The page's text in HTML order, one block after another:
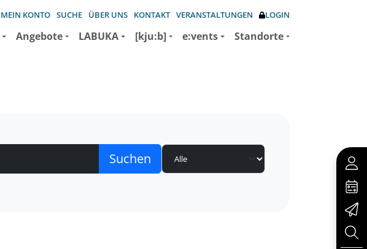
MEIN KONTO SUCHE ÜBER UNS KONTAKT VERANSTALTUNGEN LOGIN
Angebote LABUKA [kju:b] e:vents Standorte